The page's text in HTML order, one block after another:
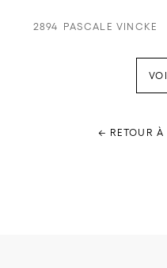
2894 PASCALE VINCKE
← RETOUR